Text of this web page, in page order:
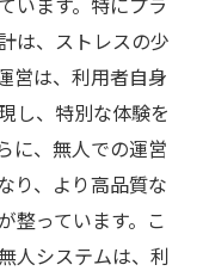
は、ストレスの少
営は、利用者自身
し、特別な体験を
に、無人での運営
り、より高品質な
整っています。こ
人システムは、利